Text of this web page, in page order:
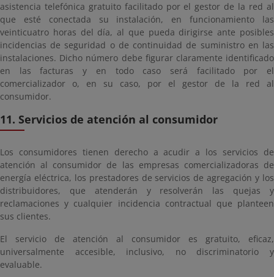
asistencia telefónica gratuito facilitado por el gestor de la red al
que esté conectada su instalación, en funcionamiento las
veinticuatro horas del día, al que pueda dirigirse ante posibles
incidencias de seguridad o de continuidad de suministro en las
instalaciones. Dicho número debe figurar claramente identificado
en las facturas y en todo caso será facilitado por el
comercializador o, en su caso, por el gestor de la red al
consumidor.
11. Servicios de atención al consumidor
Los consumidores tienen derecho a acudir a los servicios de
atención al consumidor de las empresas comercializadoras de
energía eléctrica, los prestadores de servicios de agregación y los
distribuidores, que atenderán y resolverán las quejas y
reclamaciones y cualquier incidencia contractual que planteen
sus clientes.
El servicio de atención al consumidor es gratuito, eficaz,
universalmente accesible, inclusivo, no discriminatorio y
evaluable.